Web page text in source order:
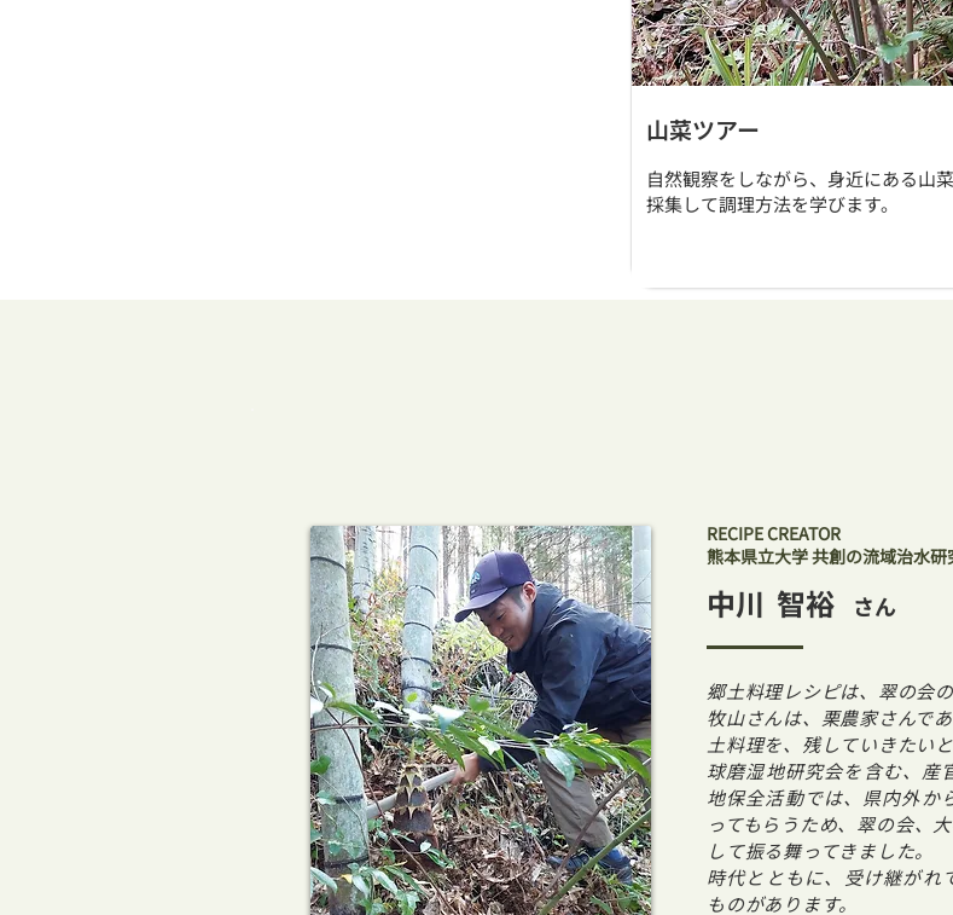
山菜ツアー
自然観察をしながら、身近にある山
採集して調理方法を学びます。
RECIPE CREATOR
熊本県立大学 共創の流域治水研
中川 智裕 さん
郷土料理レシピは、翠の会
牧山さんは、栗農家さんで
土料理を、残していきたい
球磨湿地研究会を含む、産
地保全活動では、県内外か
ってもらうため、翠の会、
して振る舞ってきました。
時代とともに、受け継がれ
ものがあります。